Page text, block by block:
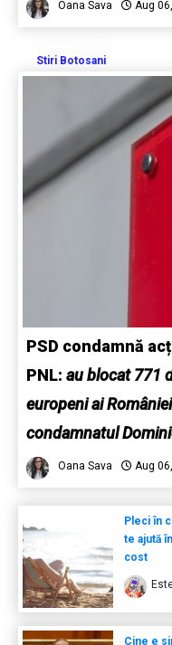
Oana Sava Aug
Stiri Botosani
PSD condamnă
PNL: au blocat 771
europeni ai
condamnatul
Oana Sava Aug
Pleci în
te ajută
cost
Cine e